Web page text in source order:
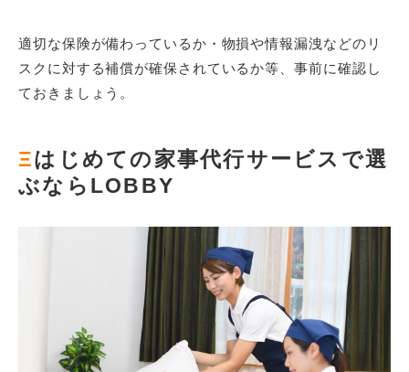
適切な保険が備わっているか・物損や情報漏洩などのリ
スクに対する補償が確保されているか等、事前に確認し
ておきましょう。
Ξはじめての家事代行サービスで選
ぶならLOBBY